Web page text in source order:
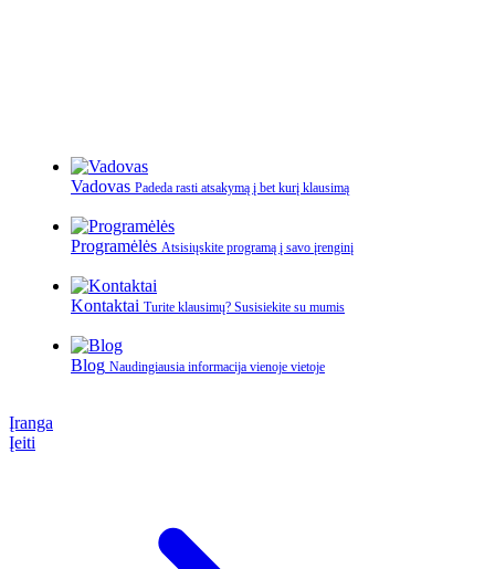
Vadovas Padeda rasti atsakymą į bet kurį klausimą
Programėlės Atsisiųskite programą į savo įrenginį
Kontaktai Turite klausimų? Susisiekite su mumis
Blog Naudingiausia informacija vienoje vietoje
Įranga
Įeiti